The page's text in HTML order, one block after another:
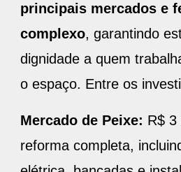
principais mercados e
complexo, garantindo
dignidade a quem
o espaço. Entre os
Mercado de Peixe: R$ 3
reforma completa,